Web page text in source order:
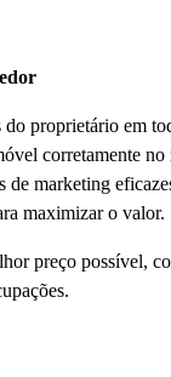
proprietário em
corretamente no
de marketing
maximizar o valor.
preço possível,